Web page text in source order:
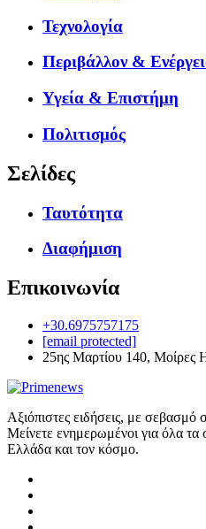
Τεχνολογία
Περιβάλλον &
Υγεία & Επιστήμη
Πολιτισμός
Σελίδες
Ταυτότητα
Διαφήμιση
Επικοινωνία
+30.6975757175
[email protected]
25ης Μαρτίου 140, Μοίρες
Αξιόπιστες ειδήσεις, με σεβασμό
Μείνετε ενημερωμένοι για όλα τα
Ελλάδα και τον κόσμο.